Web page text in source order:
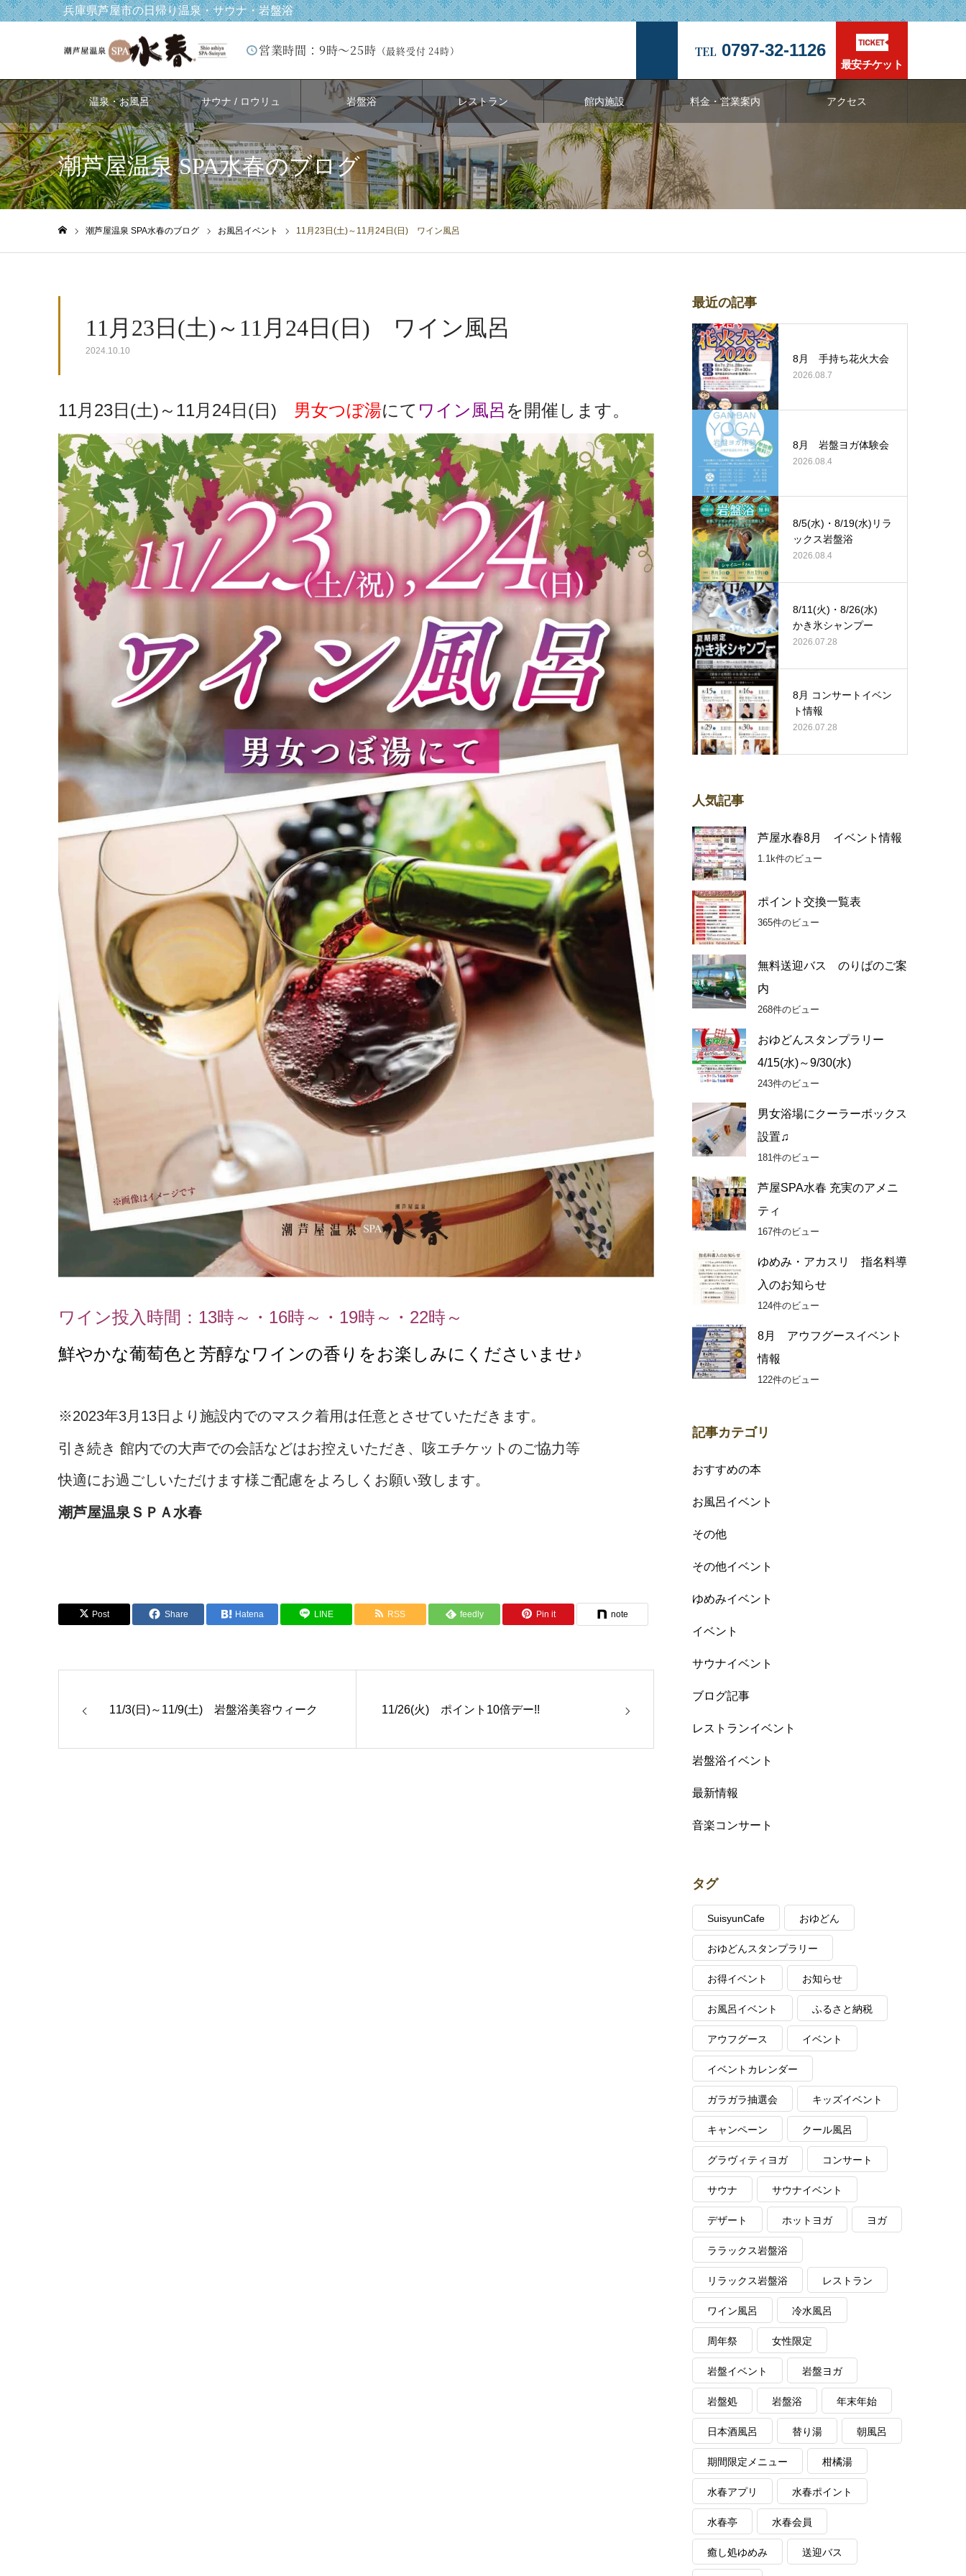
兵庫県芦屋市の日帰り温泉・サウナ・岩盤浴
営業時間：9時～25時 （最終受付 24時）
最安チケット
0797-32-1126
温泉・お風呂 サウナ / ロウリュ 岩盤浴 レストラン 館内施設 料金・営業案内 アクセス
潮芦屋温泉 SPA水春のブログ
潮芦屋温泉 SPA水春のブログ お風呂イベント 11月23日(土)～11月24日(日) ワイン風呂
11月23日(土)～11月24日(日) ワイン風呂
2024.10.10
11月23日(土)～11月24日(日) 男女つぼ湯にて ワイン風呂を開催します。
ワイン投入時間：13時～・16時～・19時～・22時～
鮮やかな葡萄色と芳醇なワインの香りをお楽しみにくださいませ♪
※2023年3月13日より施設内でのマスク着用は任意とさせていただきます。
引き続き 館内での大声での会話などはお控えいただき、咳エチケットのご協力等
快適にお過ごしいただけます様ご配慮をよろしくお願い致します。
潮芦屋温泉ＳＰＡ水春
Post Share Hatena LINE RSS feedly Pin it note
11/3(日)～11/9(土) 岩盤浴美容ウィーク 11/26(火) ポイント10倍デー!!
最近の記事
8月 手持ち花火大会
2026.08.7
8月 岩盤ヨガ体験会
2026.08.4
8/5(水)・8/19(水)リラ
ックス岩盤浴
2026.08.4
8/11(火)・8/26(水)
かき氷シャンプー
2026.07.28
8月 コンサートイベン
ト情報
2026.07.28
人気記事
芦屋水春8月 イベント情報
1.1k件のビュー
ポイント交換一覧表
365件のビュー
無料送迎バス のりばのご案
内
268件のビュー
おゆどんスタンプラリー
4/15(水)～9/30(水)
243件のビュー
男女浴場にクーラーボックス
設置♫
181件のビュー
芦屋SPA水春 充実のアメニ
ティ
167件のビュー
ゆめみ・アカスリ 指名料導
入のお知らせ
124件のビュー
8月 アウフグースイベント
情報
122件のビュー
記事カテゴリ
おすすめの本
お風呂イベント
その他
その他イベント
ゆめみイベント
イベント
サウナイベント
ブログ記事
レストランイベント
岩盤浴イベント
最新情報
音楽コンサート
タグ
SuisyunCafe おゆどん
おゆどんスタンプラリー
お得イベント お知らせ
お風呂イベント ふるさと納税
アウフグース イベント
イベントカレンダー
ガラガラ抽選会 キッズイベント
キャンペーン クール風呂
グラヴィティヨガ コンサート
サウナ サウナイベント
デザート ホットヨガ ヨガ
ララックス岩盤浴
リラックス岩盤浴 レストラン
ワイン風呂 冷水風呂
周年祭 女性限定
岩盤イベント 岩盤ヨガ
岩盤処 岩盤浴 年末年始
日本酒風呂 替り湯 朝風呂
期間限定メニュー 柑橘湯
水春アプリ 水春ポイント
水春亭 水春会員
癒し処ゆめみ 送迎バス